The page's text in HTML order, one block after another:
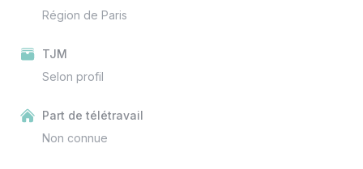
Région de Paris
TJM
Selon profil
Part de télétravail
Non connue